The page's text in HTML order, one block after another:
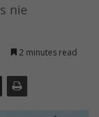
nie
2 minutes read